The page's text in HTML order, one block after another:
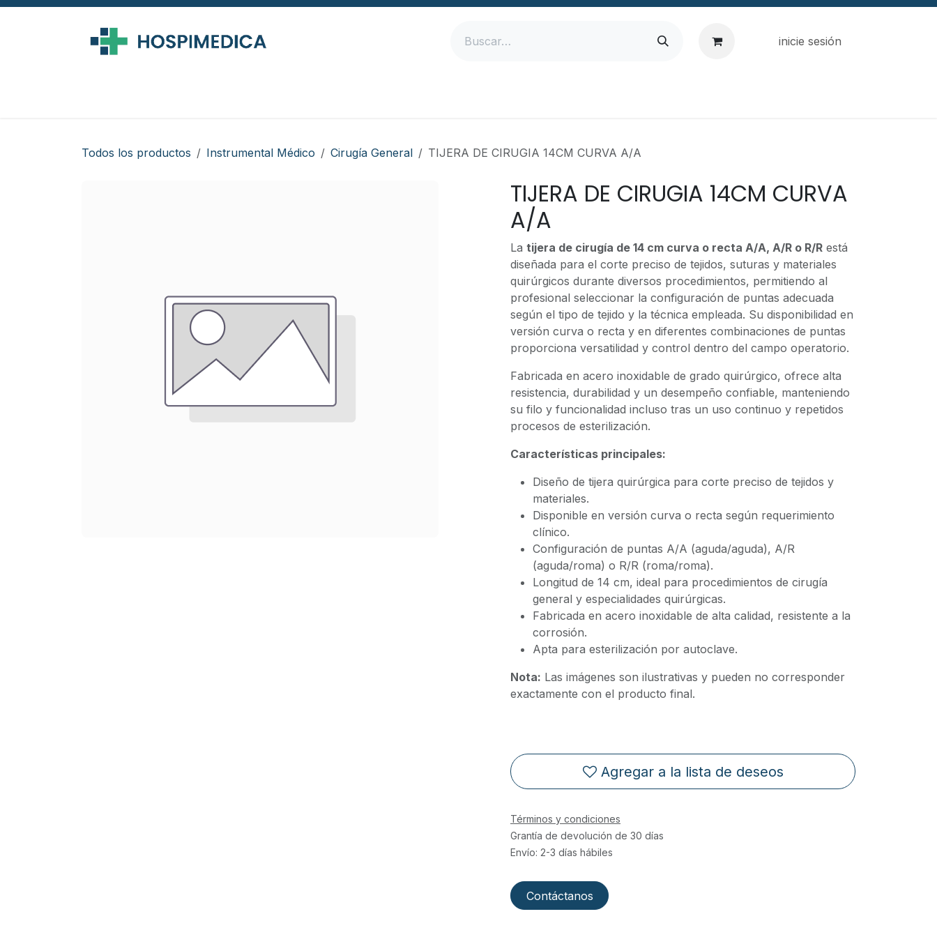
Ir al contenido
inicie sesión
Todos los productos Instrumental Médico Cirugía General TIJERA DE CIRUGIA 14CM CURVA A/A
TIJERA DE CIRUGIA 14CM CURVA
A/A
La tijera de cirugía de 14 cm curva o recta A/A, A/R o R/R está
diseñada para el corte preciso de tejidos, suturas y materiales
quirúrgicos durante diversos procedimientos, permitiendo al
profesional seleccionar la configuración de puntas adecuada
según el tipo de tejido y la técnica empleada. Su disponibilidad en
versión curva o recta y en diferentes combinaciones de puntas
proporciona versatilidad y control dentro del campo operatorio.
Fabricada en acero inoxidable de grado quirúrgico, ofrece alta
resistencia, durabilidad y un desempeño confiable, manteniendo
su filo y funcionalidad incluso tras un uso continuo y repetidos
procesos de esterilización.
Características principales:
Diseño de tijera quirúrgica para corte preciso de tejidos y
materiales.
Disponible en versión curva o recta según requerimiento
clínico.
Configuración de puntas A/A (aguda/aguda), A/R
(aguda/roma) o R/R (roma/roma).
Longitud de 14 cm, ideal para procedimientos de cirugía
general y especialidades quirúrgicas.
Fabricada en acero inoxidable de alta calidad, resistente a la
corrosión.
Apta para esterilización por autoclave.
Nota: Las imágenes son ilustrativas y pueden no corresponder
exactamente con el producto final.
Agregar a la lista de deseos
Términos y condiciones
Grantía de devolución de 30 días
Envío: 2-3 días hábiles
Contáctanos